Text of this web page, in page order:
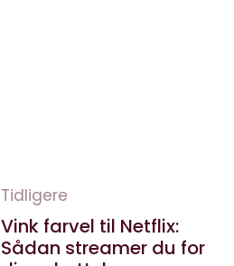
Tidligere
Vink farvel til Netflix:
Sådan streamer du for